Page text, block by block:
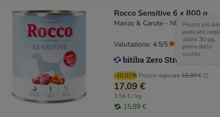
Rocco Sensitive 6 x 800 g
Manzo & Carote - NUOVO!
-10.01% Prezzo regolare18,99 €
Prezzo più
praticato negli
ultimi 30 gg,
prima dello
sconto.
17,09 €
3,56 € / kg
15,89 €
Valutazione: 4.5/5 (96